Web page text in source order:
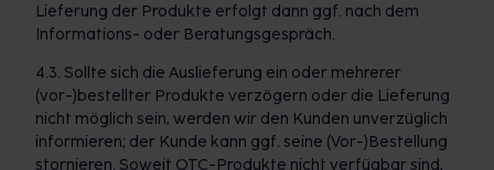
Lieferung der Produkte erfolgt dann ggf. nach dem
Informations- oder Beratungsgespräch.
4.3. Sollte sich die Auslieferung ein oder mehrerer
(vor-)bestellter Produkte verzögern oder die Lieferung
nicht möglich sein, werden wir den Kunden unverzüglich
informieren; der Kunde kann ggf. seine (Vor-)Bestellung
stornieren. Soweit OTC-Produkte nicht verfügbar sind,